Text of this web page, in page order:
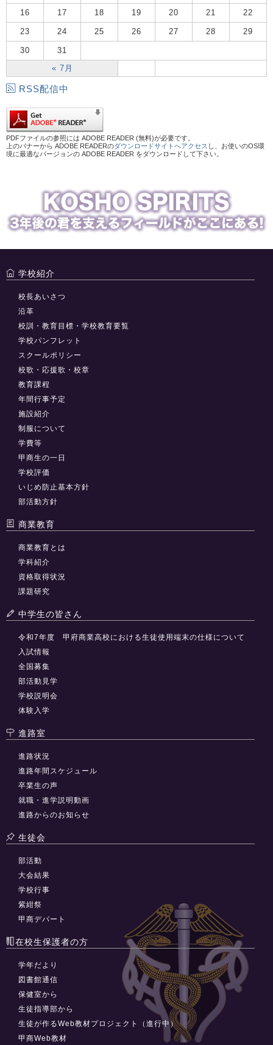
« 7月
16 17 18 19 20 21 22
23 24 25 26 27 28 29
30 31
RSS配信中
PDFファイルの参照には ADOBE READER (無料)が必要です。
上のバナーから ADOBE READERのダウンロードサイトへアクセス し、お使いのOS環
境に最適なバージョンの ADOBE READER をダウンロードして下さい。
学校紹介
校長あいさつ
沿革
校訓・教育目標・学校教育要覧
学校パンフレット
スクールポリシー
校歌・応援歌・校章
教育課程
年間行事予定
施設紹介
制服について
学費等
甲商生の一日
学校評価
いじめ防止基本方針
部活動方針
商業教育
商業教育とは
学科紹介
資格取得状況
課題研究
中学生の皆さん
令和7年度 甲府商業高校における生徒使用端末の仕様について
入試情報
全国募集
部活動見学
学校説明会
体験入学
進路室
進路状況
進路年間スケジュール
卒業生の声
就職・進学説明動画
進路からのお知らせ
生徒会
部活動
大会結果
学校行事
紫紺祭
甲商デパート
在校生保護者の方
学年だより
図書館通信
保健室から
生徒指導部から
生徒が作るWeb教材プロジェクト（進行中）
甲商Web教材